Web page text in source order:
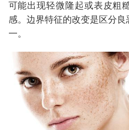
可能出现轻微隆起或表皮粗
感。边界特征的改变是区分
一。